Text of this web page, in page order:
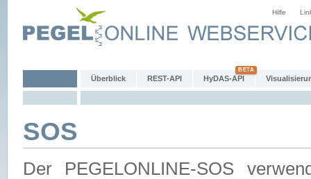
Hilfe
Überblick REST-API HyDAS-API
SOS
Der PEGELONLINE-SOS